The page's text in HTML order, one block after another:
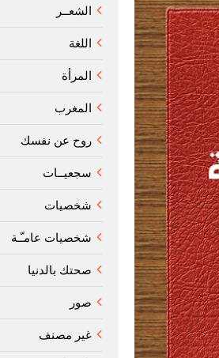
الشعــر
اللغة
المرأة
المغرب
روح عن نفسك
سجعيــات
شخصيات
شخصيات عامـّـة
صحتك بالدنيا
صور
غير مصنف